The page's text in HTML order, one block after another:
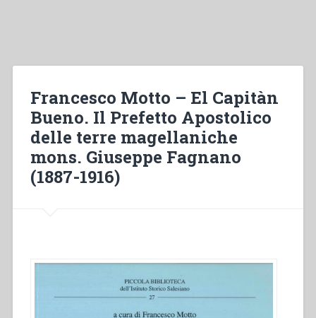
Francesco Motto – El Capitàn
Bueno. Il Prefetto Apostolico
delle terre magellaniche
mons. Giuseppe Fagnano
(1887-1916)